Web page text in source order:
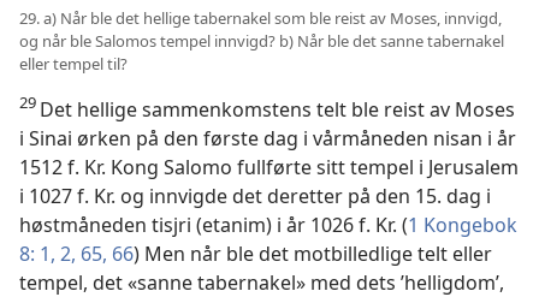
29. a) Når ble det hellige tabernakel som ble reist av Moses, innvigd,
og når ble Salomos tempel innvigd? b) Når ble det sanne tabernakel
eller tempel til?
29 Det hellige sammenkomstens telt ble reist av Moses
i Sinai ørken på den første dag i vårmåneden nisan i år
1512 f. Kr. Kong Salomo fullførte sitt tempel i Jerusalem
i 1027 f. Kr. og innvigde det deretter på den 15. dag i
høstmåneden tisjri (etanim) i år 1026 f. Kr. (1 Kongebok
8: 1, 2, 65, 66) Men når ble det motbilledlige telt eller
tempel, det «sanne tabernakel» med dets ’helligdom’,